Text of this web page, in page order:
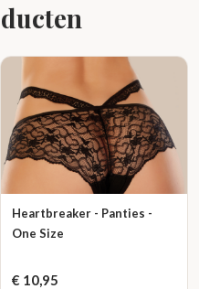
Heartbreaker - Panties -
One Size
€ 10,95